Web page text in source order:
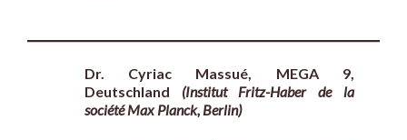
Dr. Cyriac Massué, MEGA 9,
Deutschland (Institut Fritz-Haber de la
société Max Planck, Berlin)